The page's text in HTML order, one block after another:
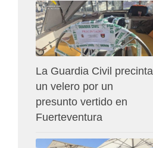
La Guardia Civil precinta
un velero por un
presunto vertido en
Fuerteventura